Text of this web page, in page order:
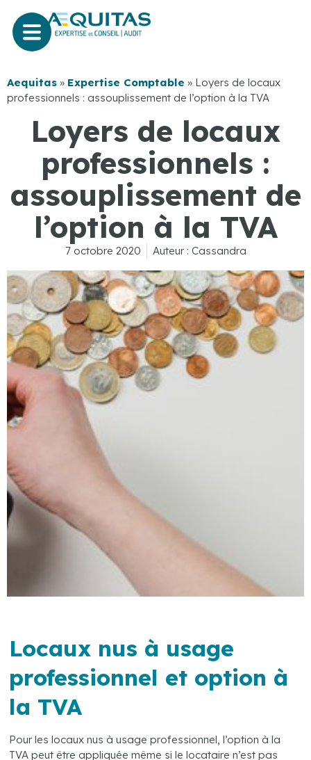
Aequitas » Expertise Comptable » Loyers de locaux
professionnels : assouplissement de l’option à la TVA
Loyers de locaux
professionnels :
assouplissement de
l’option à la TVA
7 octobre 2020 Auteur : Cassandra
Locaux nus à usage
professionnel et option à
la TVA
Pour les locaux nus à usage professionnel, l’option à la
TVA peut être appliquée même si le locataire n’est pas